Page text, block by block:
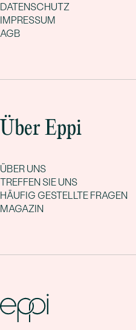
DATENSCHUTZ
IMPRESSUM
AGB
Über Eppi
ÜBER UNS
TREFFEN SIE UNS
HÄUFIG GESTELLTE FRAGEN
MAGAZIN